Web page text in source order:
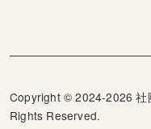
Copyright © 2024-2026 社
Rights Reserved.